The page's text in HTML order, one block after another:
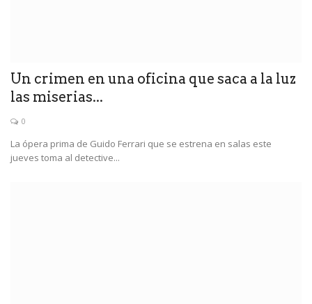
Un crimen en una oficina que saca a la luz
las miserias...
0
La ópera prima de Guido Ferrari que se estrena en salas este
jueves toma al detective...